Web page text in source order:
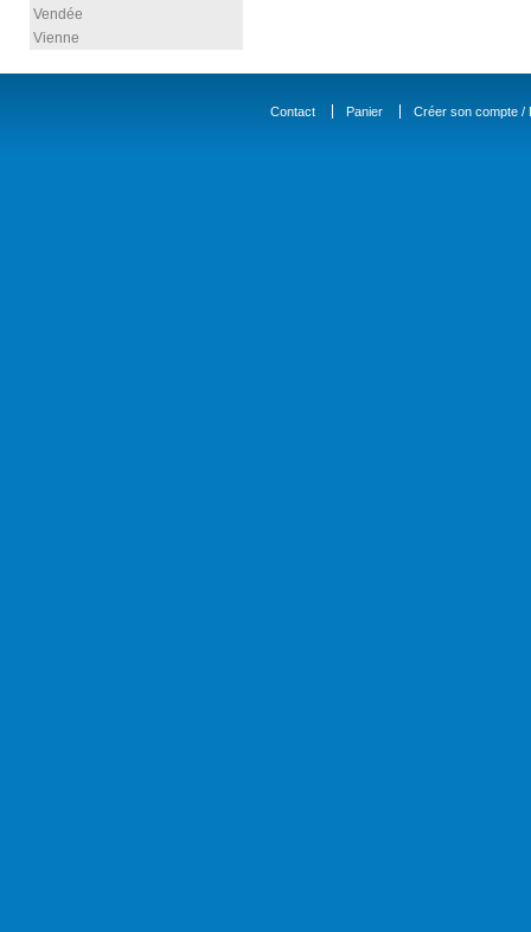
Vendée
Vienne
Contact Panier Créer son compte /